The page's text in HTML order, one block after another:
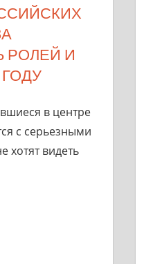
РОЛЕЙ И
в центре
с серьезными
хотят видеть